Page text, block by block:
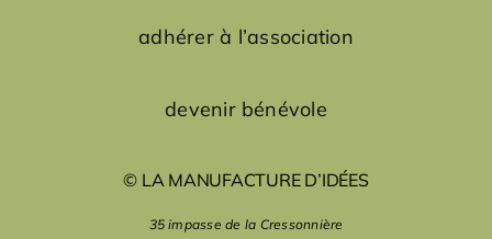
adhérer à l’association
devenir bénévole
© LA MANUFACTURE D’IDÉES
35 impasse de la Cressonnière